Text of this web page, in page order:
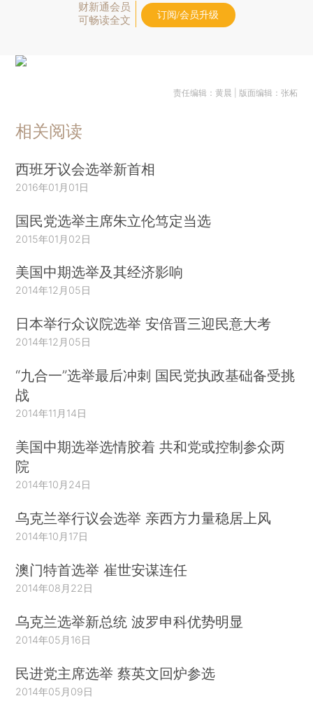
财新通会员
可畅读全文
订阅/会员升级
责任编辑：黄晨 | 版面编辑：张柘
相关阅读
西班牙议会选举新首相
2016年01月01日
国民党选举主席朱立伦笃定当选
2015年01月02日
美国中期选举及其经济影响
2014年12月05日
日本举行众议院选举 安倍晋三迎民意大考
2014年12月05日
“九合一”选举最后冲刺 国民党执政基础备受挑
战
2014年11月14日
美国中期选举选情胶着 共和党或控制参众两
院
2014年10月24日
乌克兰举行议会选举 亲西方力量稳居上风
2014年10月17日
澳门特首选举 崔世安谋连任
2014年08月22日
乌克兰选举新总统 波罗申科优势明显
2014年05月16日
民进党主席选举 蔡英文回炉参选
2014年05月09日